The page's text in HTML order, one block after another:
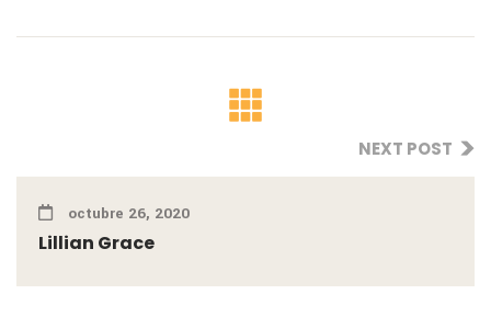
NEXT POST
octubre 26, 2020
Lillian Grace